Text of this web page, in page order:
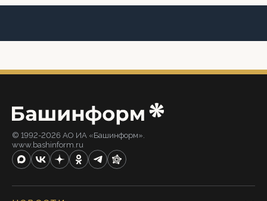
© 1992-2026 АО ИА «Башинформ».
www.bashinform.ru